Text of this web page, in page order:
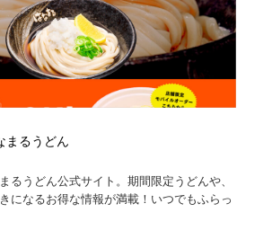
まるうどん
るうどん公式サイト。期間限定うどんや、
になるお得な情報が満載！いつでもふらっ